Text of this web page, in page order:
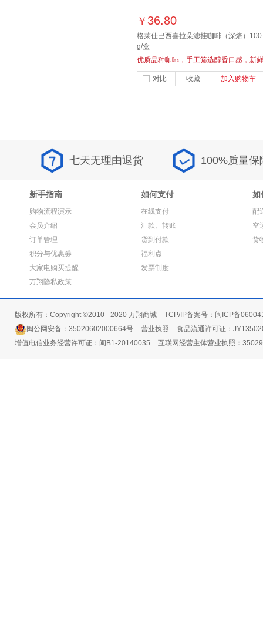
￥ 36.80
格莱仕巴西喜拉朵滤挂咖啡（深焙）100
g/盒
优质品种咖啡，手工筛选醇香口感，新鲜
烘焙，滴滴皆美味
对比
收藏 加入购物车
七天无理由退货 100%质量保
新手指南
购物流程演示
会员介绍
订单管理
积分与优惠券
大家电购买提醒
万翔隐私政策
如何支付
在线支付
汇款、转账
货到付款
福利点
发票制度
如
配
空
货
版权所有：Copyright ©2010 - 2020 万翔商城
TCP/IP备案号：闽ICP备
闽公网安备：35020602000664号
营业执照
食品流通许可证：
增值电信业务经营许可证：闽B1-20140035
互联网经营主体营业执照：